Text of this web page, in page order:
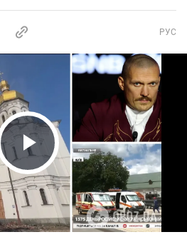
РУС
Play Video